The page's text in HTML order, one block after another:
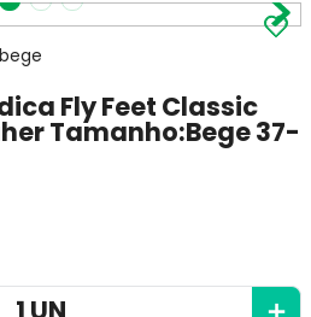
Fly Feet Classic
Tamanho:Bege 37-
＋